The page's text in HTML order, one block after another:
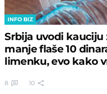
INFO BIZ
Srbija uvodi kauciju
manje flaše 10
limenku, evo kako
8 10